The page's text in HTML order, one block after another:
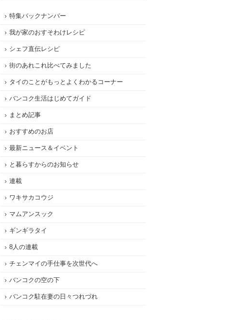
特集バックナンバー
我が家のおすそわけレシピ
シェフ直伝レシピ
街のあれこれ比べてみました
タイのことがもっとよくわかるコーナー
バンコク生活はじめてガイド
まとめ記事
おすすめのお店
最新ニュース＆イベント
と暮らすからのお知らせ
連載
ワキサカコウジ
マムアンスック
ギンギラタイ
8人の連載
チェンマイの手仕事を次世代へ
バンコクの空の下
バンコク駐在妻の日々つれづれ